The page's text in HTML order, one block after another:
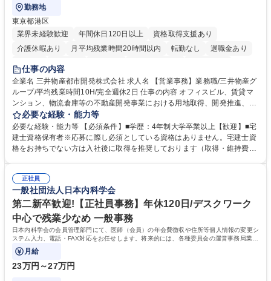
勤務地
東京都港区
業界未経験歓迎
年間休日120日以上
資格取得支援あり
介護休暇あり
月平均残業時間20時間以内 転勤なし
退職金あり
在宅OK
賞与あり
駅近5分以内
土日祝休み 寮・社宅あり
仕事の内容
企業名 三井物産都市開発株式会社 求人名 【営業事務】業務職/三井物産グ
ループ/平均残業時間10H/完全週休2日 仕事の内容 オフィスビル、賃貸マ
ンション、物流倉庫等の不動産開発事業における用地取得、開発推進、賃
貸運営、売却、仲介・活用提案等を行う営業部門において事務業務を担当
いただきます。 【詳細】・契約書管理、契約書製本、捺印対応、ファイリ
ング、登記簿取得、調書取得・支払業務（各種費用支払、支払管理、請
求・支払データ登録、取引先マスター申請対応）・予算作成及び予実管
の他に担当頂く業務が発生する場合があります。 募集職種 【営業事務】
業務職/三井物産グループ/平均残業時間10H/完全週休2日
必要な経験・能力等
必要な経験・能力等 【必須条件】■学歴：4年制大学卒業以上【歓迎】■宅
建士資格保有者※応募に際し必須としている資格はありません。宅建士資
格をお持ちでない方は入社後に取得を推奨しております（取得・維持費用
ション力がある方。 ・チャレンジを厭わず、粘り強く業務に取り組める
方。多様な関係者と謙虚に信頼関係を構築でき、期限を意識したスケジュ
ール管理が出来る方。※将来的に他部署（営業部門、コーポレート部門）
へのジョブローテーションの可能性があります。 学歴・資格 学歴：大学
院 大学 語学力： 資格：宅地建物取引士
正社員
一般社団法人日本内科学会
第二新卒歓迎!【正社員事務】年休120日/デスクワーク
中心で残業少なめ 一般事務
日本内科学会の会員管理部門にて、医師（会員）の年会費徴収や住所等個人情報の変更シ
ステム入力、電話・FAX対応をお任せします。将来的には、各種委員会の運営事務局業務
などにも幅広く携わっていただきます。
月給
23万円～27万円